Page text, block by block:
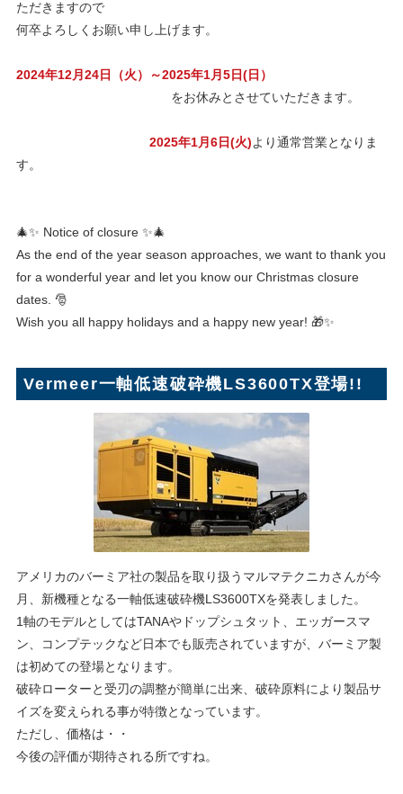
ただきますので
何卒よろしくお願い申し上げます。
2024年12月24日（火）～2025年1月5日(日）
をお休みとさせていただきます。
2025年1月6日(火)より通常営業となりま
す。
🎄✨ Notice of closure ✨🎄
As the end of the year season approaches, we want to thank you
for a wonderful year and let you know our Christmas closure
dates. 🎅
Wish you all happy holidays and a happy new year! 🎁✨
Vermeer一軸低速破砕機LS3600TX登場!!
アメリカのバーミア社の製品を取り扱うマルマテクニカさんが今
月、新機種となる一軸低速破砕機LS3600TXを発表しました。
1軸のモデルとしてはTANAやドップシュタット、エッガースマ
ン、コンプテックなど日本でも販売されていますが、バーミア製
は初めての登場となります。
破砕ローターと受刃の調整が簡単に出来、破砕原料により製品サ
イズを変えられる事が特徴となっています。
ただし、価格は・・
今後の評価が期待される所ですね。